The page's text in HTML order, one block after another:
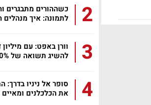
2
כשההורים מתבגרים
לתמונה: איך מנהלים
3
וורן באפט: עם מיליון
להשיג תשואה של 50%...
4
סופר אל ניניו
את הכלכלנים